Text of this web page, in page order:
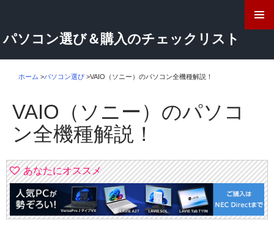
パソコン選び＆購入のチェックリスト
ン
ホーム >パソコン選び >VAIO（ソニー）のパソコン全機種解説！
VAIO（ソニー）のパソコ
ン全機種解説！
あなたにオススメ